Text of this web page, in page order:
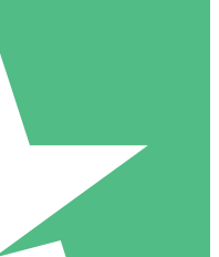
Individuali
Nessun impegno